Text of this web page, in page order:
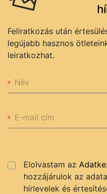
Feliratkozás után
legújabb hasznos
leiratkozhat.
Név
E-mail cím
Elolvastam az
hozzájárulok az
hírlevelek és